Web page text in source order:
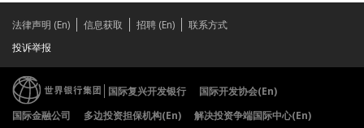
法律声明 (En) 信息获取 招聘 (En)
联系方式
投诉举报
国际复兴开发银行
国际开发协会(En)
国际金融公司
多边投资担保机构(En) 解决投资争端国际中心(En)